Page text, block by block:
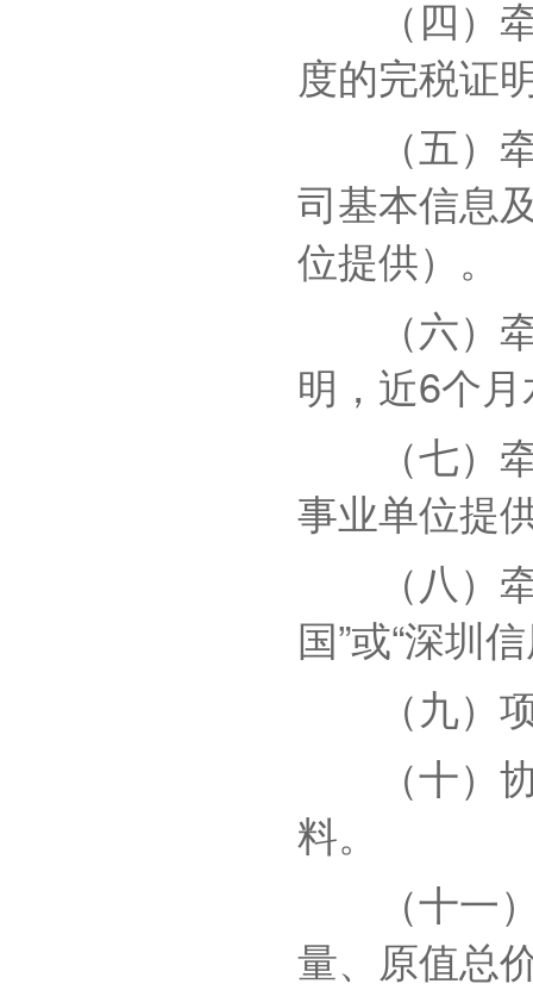
（四）牵
度的完税证
（五）牵
司基本信息
位提供）。
（六）牵
明，近6个
（七）牵
事业单位提
（八）牵
国”或“深圳
（九）项
（十）协
料。
（十一）
量、原值总